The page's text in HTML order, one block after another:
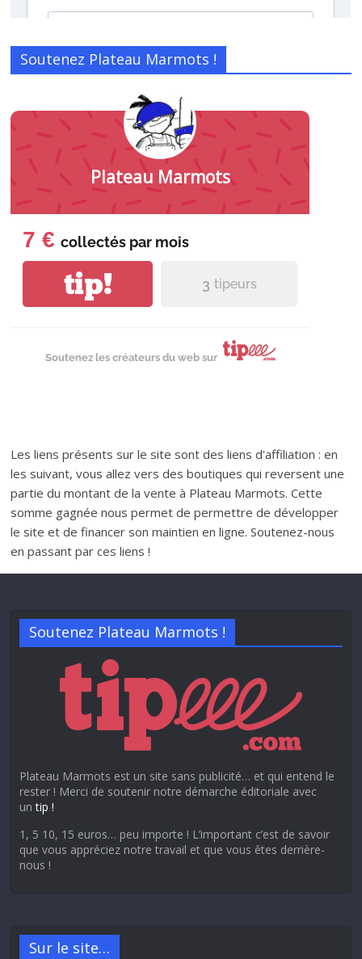
Soutenez Plateau Marmots !
Plateau Marmots
7 € collectés par mois
tip! 3 tipeurs
Soutenez les créateurs du web sur
Les liens présents sur le site sont des liens d'affiliation : en
les suivant, vous allez vers des boutiques qui reversent une
partie du montant de la vente à Plateau Marmots. Cette
somme gagnée nous permet de permettre de développer
le site et de financer son maintien en ligne. Soutenez-nous
en passant par ces liens !
Soutenez Plateau Marmots !
Plateau Marmots est un site sans publicité… et qui entend le
rester ! Merci de soutenir notre démarche éditoriale avec
untip !
1, 5 10, 15 euros… peu importe ! L’important c’est de savoir
que vous appréciez notre travail et que vous êtes derrière-
nous !
Sur le site…